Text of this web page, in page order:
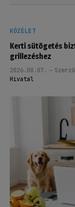
KÖZÉLET
Kerti sütögetés
grillezéshez
2026.08.07.
Hivatal